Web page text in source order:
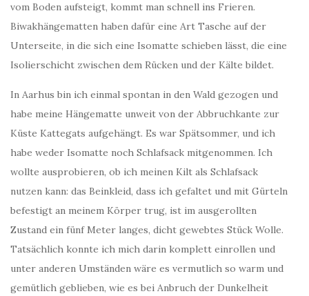
vom Boden aufsteigt, kommt man schnell ins Frieren.
Biwakhängematten haben dafür eine Art Tasche auf der
Unterseite, in die sich eine Isomatte schieben lässt, die eine
Isolierschicht zwischen dem Rücken und der Kälte bildet.
In Aarhus bin ich einmal spontan in den Wald gezogen und
habe meine Hängematte unweit von der Abbruchkante zur
Küste Kattegats aufgehängt. Es war Spätsommer, und ich
habe weder Isomatte noch Schlafsack mitgenommen. Ich
wollte ausprobieren, ob ich meinen Kilt als Schlafsack
nutzen kann: das Beinkleid, dass ich gefaltet und mit Gürteln
befestigt an meinem Körper trug, ist im ausgerollten
Zustand ein fünf Meter langes, dicht gewebtes Stück Wolle.
Tatsächlich konnte ich mich darin komplett einrollen und
unter anderen Umständen wäre es vermutlich so warm und
gemütlich geblieben, wie es bei Anbruch der Dunkelheit